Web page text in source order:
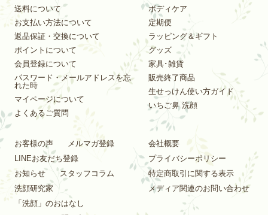
送料について
お支払い方法について
返品保証・交換について
ポイントについて
会員登録について
パスワード・メールアドレスを忘
れた時
マイページについて
よくあるご質問
ボディケア
定期便
ラッピング＆ギフト
グッズ
家具･雑貨
販売終了商品
生せっけん使い方ガイド
いちご鼻 洗顔
お客様の声
メルマガ登録
LINEお友だち登録
お知らせ
スタッフコラム
洗顔研究家
「洗顔」のおはなし
会社概要
プライバシーポリシー
特定商取引に関する表示
メディア関連のお問い合わせ